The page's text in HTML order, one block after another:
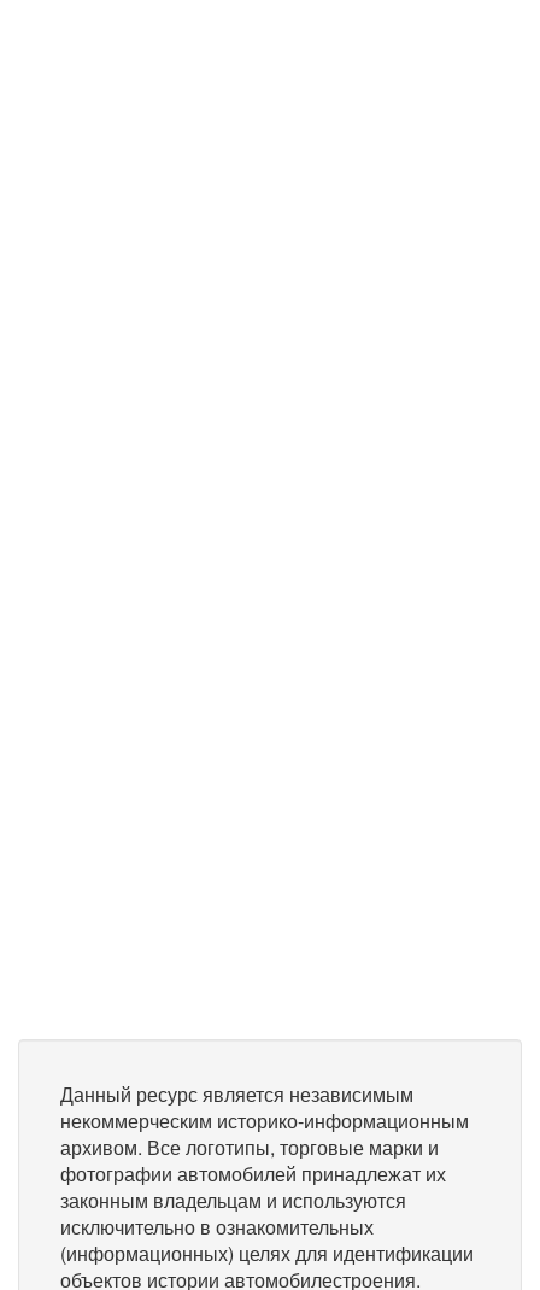
Данный ресурс является независимым
некоммерческим историко-информационным
архивом. Все логотипы, торговые марки и
фотографии автомобилей принадлежат их
законным владельцам и используются
исключительно в ознакомительных
(информационных) целях для идентификации
объектов истории автомобилестроения.